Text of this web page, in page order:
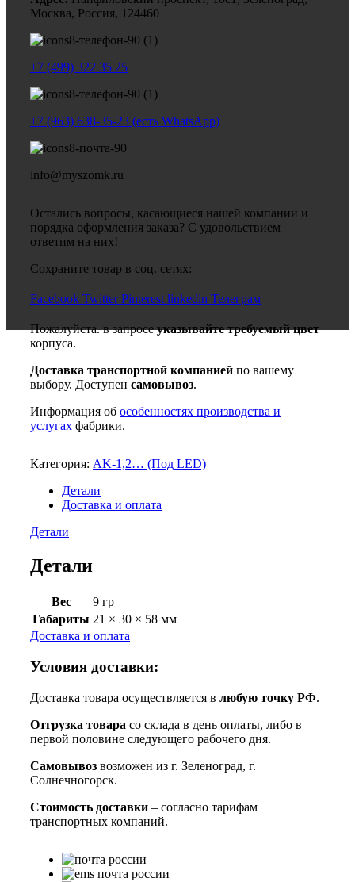
Москва, Россия, 124460
+7 (499) 322 35 25
+7 (963) 638-35-23 (есть WhatsApp)
info@myszomk.ru
Остались вопросы, касающиеся нашей компании и
порядка оформления заказа? С удовольствием
ответим на них!
Сохраните товар в соц. сетях:
Facebook Twitter Pinterest linkedin Телеграм
Пожалуйста. в запросеуказывайте требуемый цвет
корпуса.
Доставка транспортной компанией по вашему
выбору. Доступен самовывоз.
Информация об особенностях производства и
услугах фабрики.
Категория: AK-1,2… (Под LED)
Детали
Доставка и оплата
Детали
Детали
Вес
9 гр
Габариты 21 × 30 × 58 мм
Доставка и оплата
Условия доставки:
Доставка товара осуществляется в любую точку РФ.
Отгрузка товара со склада в день оплаты, либо в
первой половине следующего рабочего дня.
Самовывоз возможен из г. Зеленоград, г.
Солнечногорск.
Стоимость доставки – согласно тарифам
транспортных компаний.